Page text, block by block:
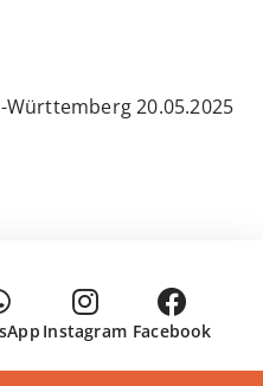
20.05.2025 Umweltministerium Baden-Württemberg
Facebook
Instagram